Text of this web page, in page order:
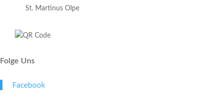
St. Martinus Olpe
Folge Uns
Face­book